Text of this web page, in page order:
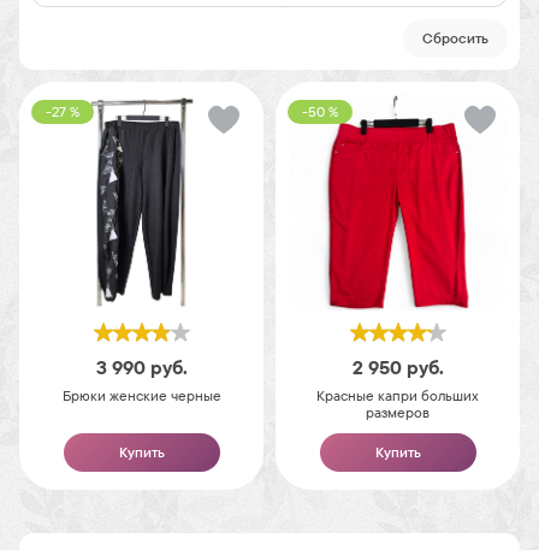
Cбросить
-27 %
3 990 руб.
Брюки женские черные
Купить
-50 %
2 950 руб.
Красные капри больших
размеров
Купить